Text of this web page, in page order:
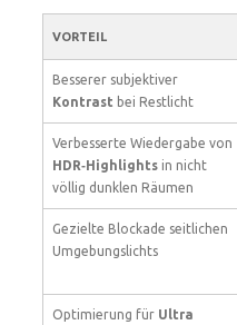
VORTEIL
Besserer subjektiver
Kontrast bei Restlicht
Verbesserte Wiedergabe von
HDR‑Highlights in nicht
völlig dunklen Räumen
Gezielte Blockade seitlichen
Umgebungslichts
Optimierung für Ultra